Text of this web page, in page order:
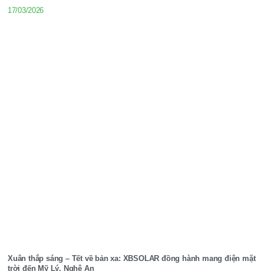
17/03/2026
Xuân thắp sáng – Tết về bản xa: XBSOLAR đồng hành mang điện mặt
trời đến Mỹ Lý, Nghệ An